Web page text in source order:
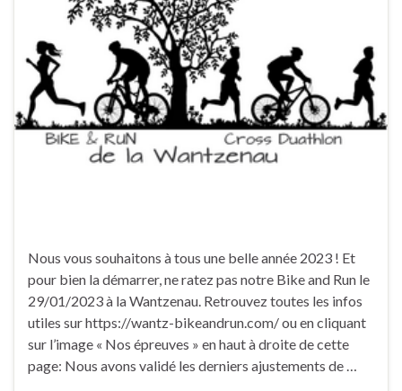
Nous vous souhaitons à tous une belle année 2023 ! Et
pour bien la démarrer, ne ratez pas notre Bike and Run le
29/01/2023 à la Wantzenau. Retrouvez toutes les infos
utiles sur https://wantz-bikeandrun.com/ ou en cliquant
sur l’image « Nos épreuves » en haut à droite de cette
page: Nous avons validé les derniers ajustements de …